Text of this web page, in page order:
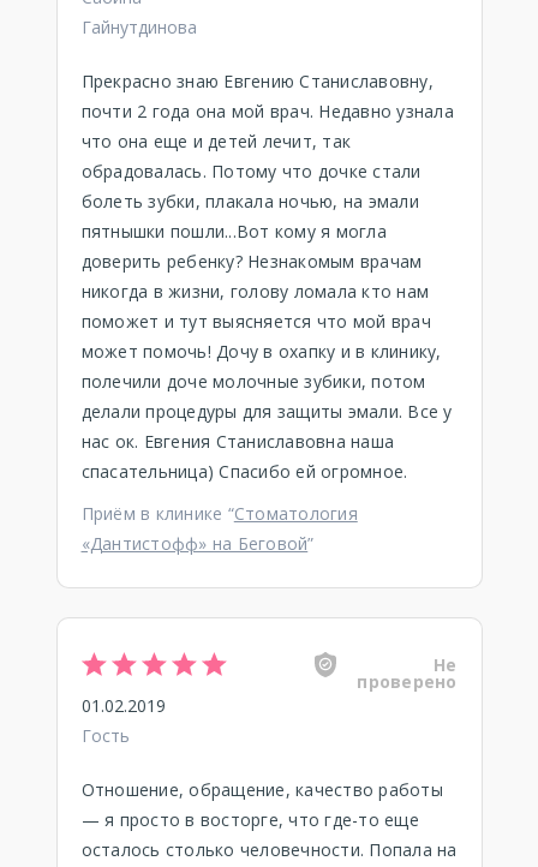
Гайнутдинова
Прекрасно знаю Евгению Станиславовну,
почти 2 года она мой врач. Недавно узнала
что она еще и детей лечит, так
обрадовалась. Потому что дочке стали
болеть зубки, плакала ночью, на эмали
пятнышки пошли...Вот кому я могла
доверить ребенку? Незнакомым врачам
никогда в жизни, голову ломала кто нам
поможет и тут выясняется что мой врач
может помочь! Дочу в охапку и в клинику,
полечили доче молочные зубики, потом
делали процедуры для защиты эмали. Все у
нас ок. Евгения Станиславовна наша
спасательница) Спасибо ей огромное.
Приём в клинике “Стоматология
«Дантистофф» на Беговой”
Не
проверено
01.02.2019
Гость
Отношение, обращение, качество работы
— я просто в восторге, что где-то еще
осталось столько человечности. Попала на